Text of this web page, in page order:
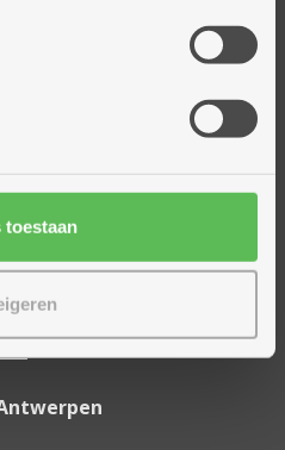
combineren met andere
toestaan